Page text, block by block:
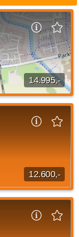
14.995,-
Gilleleje på 101
2026. Den
12.600,-
Hillerød på
2026. Husleje